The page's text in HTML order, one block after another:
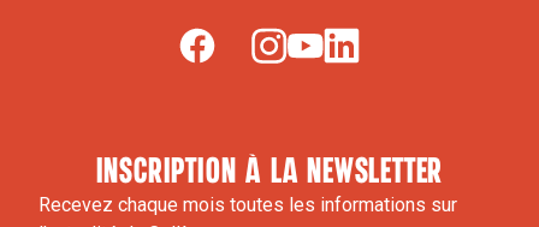
inscription à la newsletter
Recevez chaque mois toutes les informations sur